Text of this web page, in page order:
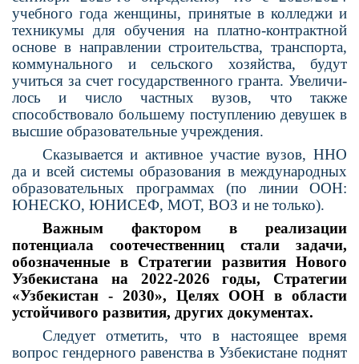
учебного года женщины, принятые в колледжи и
техникумы для обучения на платно-контрактной
основе в направлении строительства, транспорта,
коммунального и сель­ского хозяйства, будут
учиться за счет государственного гранта. Увеличи­
лось и число частных вузов, что также
способствовало большему поступле­нию девушек в
высшие образователь­ные учреждения.
Сказывается и активное участие вузов, ННО
да и всей системы образования в международных
образова­тельных программах (по линии ООН:
ЮНЕСКО, ЮНИСЕФ, МОТ, ВОЗ и не только).
Важным фактором в реализации
потенциала соотечественниц стали задачи,
обозначенные в Стратегии развития Нового
Узбекистана на 2022-2026 годы, Стратегии
«Узбекистан - 2030», Целях ООН в области
устойчивого развития, других документах.
Следует отметить, что в настоя­щее время
вопрос гендерного равен­ства в Узбекистане поднят